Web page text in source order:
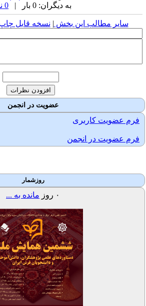
به دیگران: 0 بار |
سایر مطالب این بخش | نسخه قابل چاپ
عضویت در انجمن
فرم عضویت کاربری
فرم عضویت در انجمن
روزشمار
روزمانده به ...